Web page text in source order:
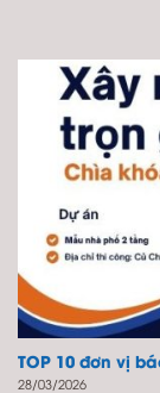
TOP 10 đơn vị
28/03/2026